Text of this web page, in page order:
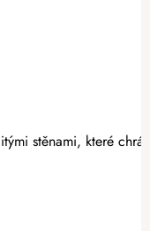
stěnami, které